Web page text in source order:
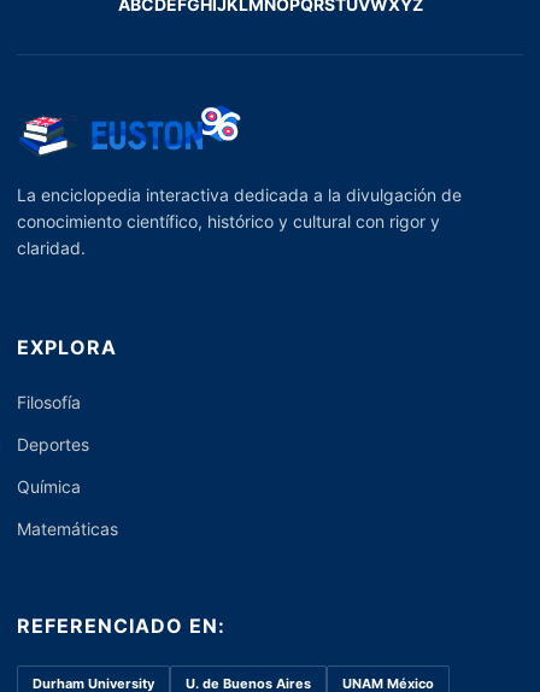
ABCDEFGHIJKLMNOPQRSTUVWXYZ
La enciclopedia interactiva dedicada a la divulgación de
conocimiento científico, histórico y cultural con rigor y
claridad.
EXPLORA
Filosofía
Deportes
Química
Matemáticas
REFERENCIADO EN:
Durham University U. de Buenos Aires UNAM México